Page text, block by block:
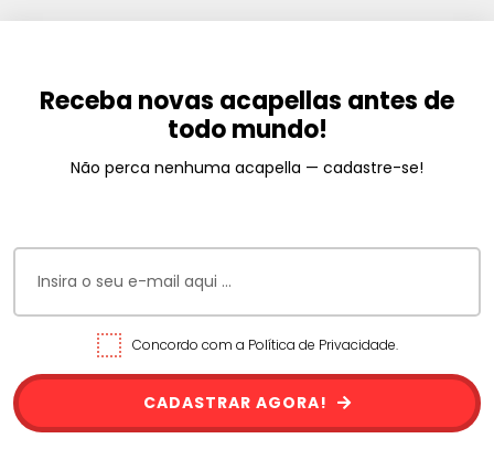
Receba novas acapellas antes de
todo mundo!
Não perca nenhuma acapella — cadastre-se!
Concordo com a Política de Privacidade.
CADASTRAR AGORA!